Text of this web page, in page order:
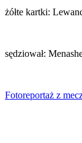
żółte kartki:
sędziował:
Fotoreportaż z